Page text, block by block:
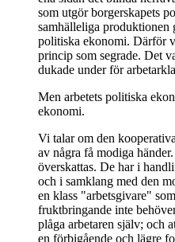
som utgör borgerskapets
samhälleliga produktionen
politiska ekonomi. Därför
princip som segrade. Det
dukade under för
Men arbetets politiska
ekonomi.
Vi talar om den
av några få modiga
överskattas. De har i
och i samklang med den
en klass "arbetsgivare"
fruktbringande inte
plåga arbetaren själv; och
en förbigående och lägre